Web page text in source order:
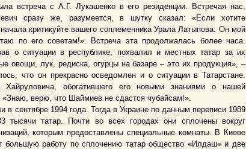
встреча с А.Г. Лукашенко в его резиденции. Встречая нас,
сразу же, разумеется, в шутку сказал: «Если хотите
критикуйте вашего соплеменника Урала Латыпова. Он мой
по его советам!». Встреча эта продолжалась более часа.
о ситуации в республике, похвалил и местных татар за их
овощи, лук, редиска, огурцы на базаре – это их продукция», –
что он прекрасно осведомлен и о ситуации в Татарстане.
обогатившего его новыми знаниями о нашей
«Знаю, верю, что Шаймиев не сдастся чубайсам!».
сентябре 1994 года. Тогда в Украине по данным переписи 1989
тысячи татар. Почти во всех городах они сплочены вокруг
которым предоставлены специальные комнаты. В Киеве
большую работу по сплочению татар общество «Илдаш» и две